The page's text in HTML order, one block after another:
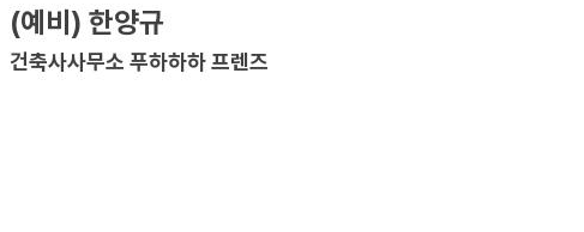
(예비) 한양규
건축사사무소 푸하하하 프렌즈